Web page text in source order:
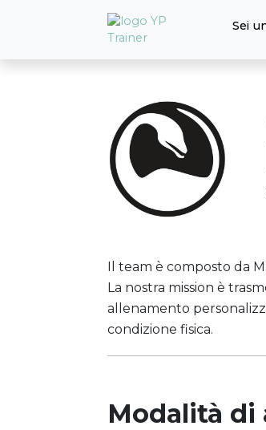
Sei
Il team è composto da
La nostra mission è
allenamento
condizione fisica.
Modalità di